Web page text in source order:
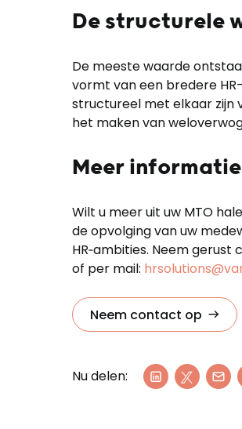
De structurele
De meeste waarde
vormt van een bredere
structureel met elkaar zijn
het maken van
Meer informatie
Wilt u meer uit uw MTO
de opvolging van uw
HR‑ambities. Neem
of per mail:
Neem contact op
Nu delen: